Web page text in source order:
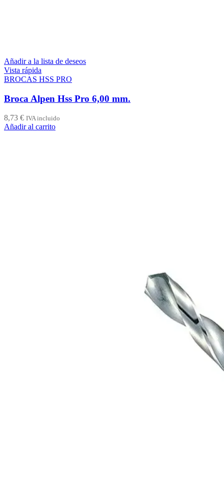
Añadir a la lista de deseos
Vista rápida
BROCAS HSS PRO
Broca Alpen Hss Pro 6,00 mm.
8,73 € IVA incluido
Añadir al carrito